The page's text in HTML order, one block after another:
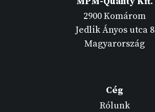
2900 Komárom
Jedlik Ányos utca 8
Magyarország
Cég
Rólunk